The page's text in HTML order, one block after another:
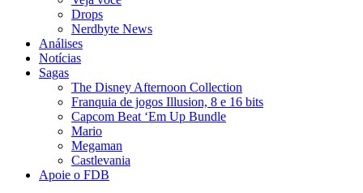
Drops
Nerdbyte News
Análises
Notícias
Sagas
The Disney Afternoon Collection
Franquia de jogos Illusion, 8 e 16 bits
Capcom Beat ‘Em Up Bundle
Mario
Megaman
Castlevania
Apoie o FDB